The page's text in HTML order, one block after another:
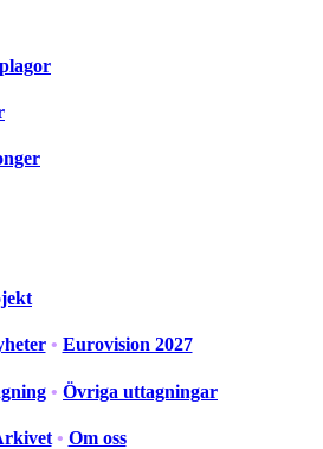
• Eurovision 2027
• Övriga uttagningar
• Om oss